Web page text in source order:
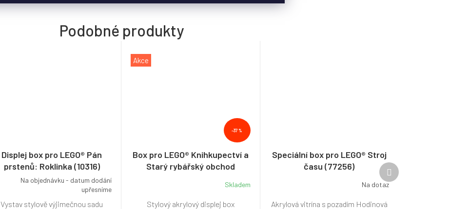
Displej box pro LEGO® Pán
prstenů: Roklinka (10316)
Na objednávku - datum dodání
upřesníme
Vystav stylově výjimečnou sadu
Akce
–37 %
Box pro LEGO® Knihkupectví a
Starý rybářský obchod
Skladem
Stylový akrylový displej box
Speciální box pro LEGO® Stroj
času (77256)
Na dotaz
Akrylová vitrína s pozadím Hodinová
Další
produkt